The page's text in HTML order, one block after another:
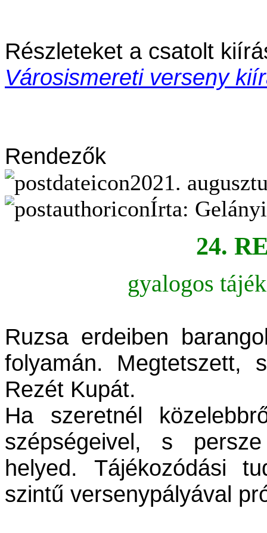
Részleteket a csatolt
Városismereti verseny
Rendezők
2021.
Írta:
24.
gyalogos
Ruzsa erdeiben
folyamán.
Rezét Kupát.
Ha szeretnél
szépségeivel, s
helyed. Tájékozódási
szintű versenypályával